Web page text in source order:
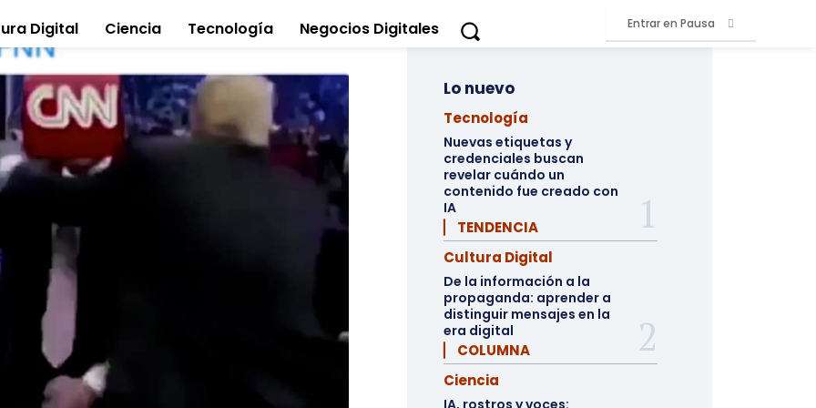
Digital Ciencia Tecnología Negocios Digitales Entrar en Pausa
Lo nuevo
Tecnología
Nuevas etiquetas y
credenciales buscan
revelar cuándo un
contenido fue creado con
IA
▏ TENDENCIA
Cultura Digital
De la información a la
propaganda: aprender a
distinguir mensajes en la
era digital
▏ COLUMNA
Ciencia
IA, rostros y voces: